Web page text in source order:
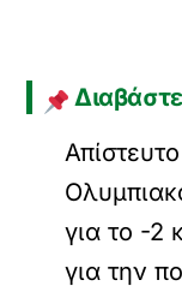
για το -2
για την